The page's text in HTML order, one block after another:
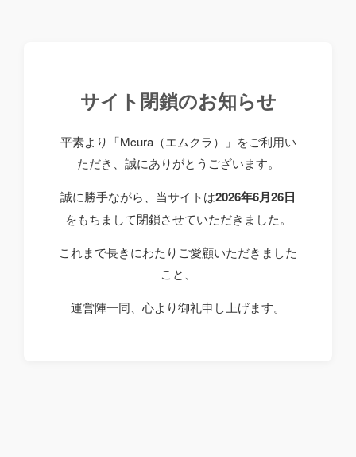
サイト閉鎖のお知らせ
平素より「Mcura（エムクラ）」をご利用い
ただき、誠にありがとうございます。
誠に勝手ながら、当サイトは2026年6月26日
をもちまして閉鎖させていただきました。
これまで長きにわたりご愛顧いただきました
こと、
運営陣一同、心より御礼申し上げます。